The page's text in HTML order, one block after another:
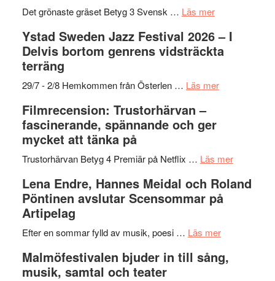
Frankenshtey
med
Fox
och
Scully
åretsFilmstadens
stipendium
Det grönaste gräset Betyg 3 Svensk … Läs merom
Det
grönaste
–
och
lättsam
Ystad Sweden Jazz Festival 2026 – I
Delvis bortom genrens vidsträckta
terräng
29/7 - 2/8 Hemkommen från Österlen … Läs merom
2026
I
Delvis
genrens
terräng
Filmrecension: Trustorhärvan –
fascinerande, spännande och ger
mycket att tänka på
Trustorhärvan Betyg 4 Premiär på Netflix … Läs merom
Lena Endre, Hannes Meidal och Roland
Pöntinen avslutar Scensommar på
Artipelag
Efter en sommar fylld av musik, poesi … Läs merom
Endre,
Malmöfestivalen bjuder in till sång,
musik, samtal och teater